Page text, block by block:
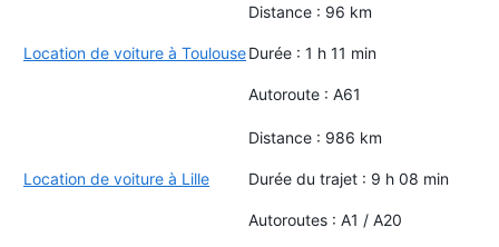
Location de voiture à Toulouse
Distance : 96 km
Durée : 1 h 11 min
Autoroute : A61
Location de voiture à Lille
Distance : 986 km
Durée du trajet : 9 h 08 min
Autoroutes : A1 / A20